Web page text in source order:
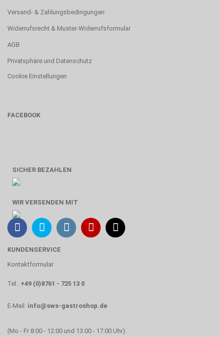
Versand- & Zahlungsbedingungen
Widerrufsrecht & Muster-Widerrufsformular
AGB
Privatsphäre und Datenschutz
Cookie Einstellungen
FACEBOOK
SICHER BEZAHLEN
WIR VERSENDEN MIT
KUNDENSERVICE
Kontaktformular
Tel.: +49 (0)8761 - 725 13 0
E-Mail: info@sws-gastroshop.de
(Mo - Fr 8:00 - 12:00 und 13:00 - 17:00 Uhr)